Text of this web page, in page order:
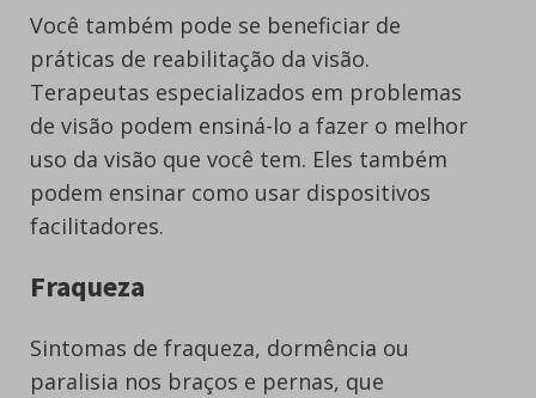
Você também pode se beneficiar de
práticas de reabilitação da visão.
Terapeutas especializados em problemas
de visão podem ensiná-lo a fazer o melhor
uso da visão que você tem. Eles também
podem ensinar como usar dispositivos
facilitadores.
Fraqueza
Sintomas de fraqueza, dormência ou
paralisia nos braços e pernas, que